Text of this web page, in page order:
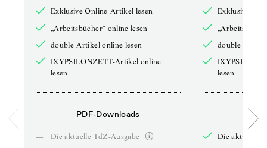
Exklusive Online-Artikel lesen
„Arbeitsbücher“ online lesen
double-Artikel online lesen
IXYPSILONZETT-Artikel online
lesen
PDF-Downloads
—
Die aktuelle TdZ-Ausgabe
Exklusive
double-
lesen
Die aktuelle